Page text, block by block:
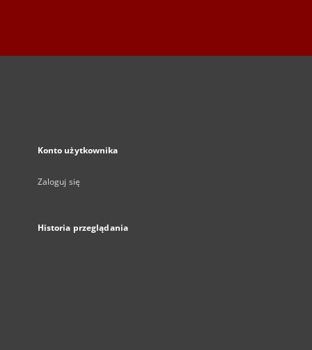
Konto użytkownika
Zaloguj się
Historia przeglądania